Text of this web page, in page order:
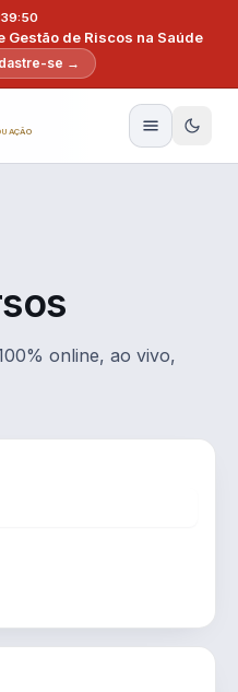
de Riscos na Saúde
se →
online, ao vivo,